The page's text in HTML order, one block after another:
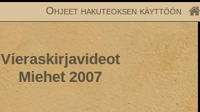
Ohjeet hakuteoksen käyttöön
Vieraskirjavideot
Miehet 2007